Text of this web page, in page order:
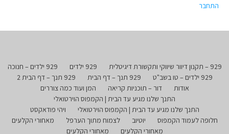
התחבר
929 – תקנון דיוור שיווקי ותקשורת דיגיטלית 929 ילדים
929 ילדים – חנוכה
929 ילדים – טו בשב"ט
929 תנך – דף הבית
929 תנך – דף הבית 2
אודות
דור – תוכניות קריאה
המן ועוד כמה צוררים
התנך שלנו מגיע עד הבית | הקמפוס הוירטואלי
התנך שלנו מגיע עד הבית | הקמפוס הוירטואלי
ויהי פודאקסט
חלופה לעמוד הקמפוס
יוטיוב לצמוח מתוך הערפל
מאחורי הקלעים
מאחורי הקלעים
מאחורי הקלעים